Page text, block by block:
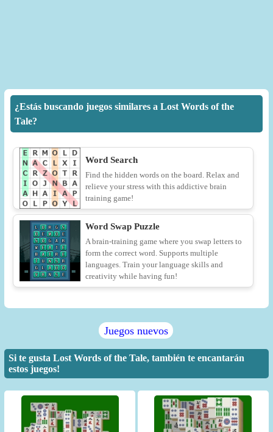
¿Estás buscando juegos similares a Lost Words of the
Tale?
Word Search
Find the hidden words on the board. Relax and
relieve your stress with this addictive brain
training game!
Word Swap Puzzle
A brain-training game where you swap letters to
form the correct word. Supports multiple
languages. Train your language skills and
creativity while having fun!
Juegos nuevos
Si te gusta Lost Words of the Tale, también te encantarán
estos juegos!